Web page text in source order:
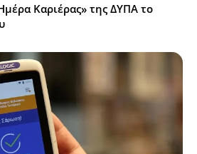
Καριέρας» της ΔΥΠΑ το